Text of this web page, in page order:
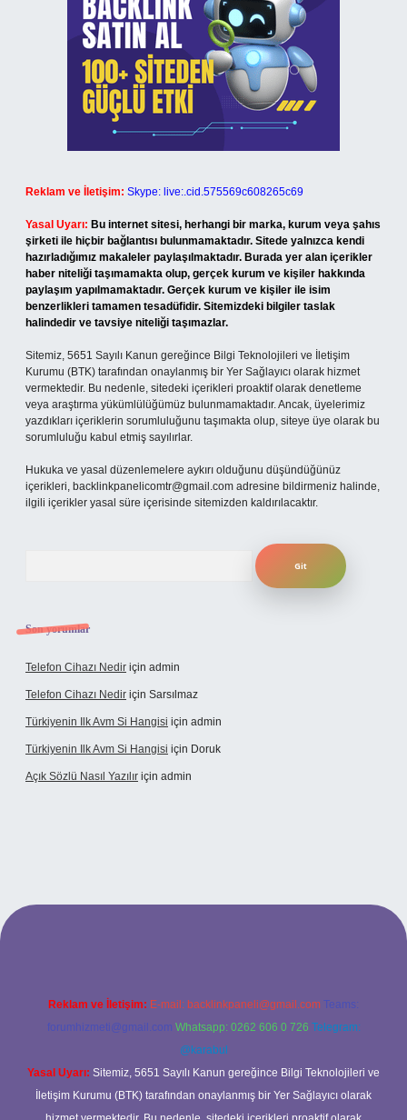
Reklam ve İletişim: Skype: live:.cid.575569c608265c69
Yasal Uyarı: Bu internet sitesi, herhangi bir marka, kurum veya şahıs
şirketi ile hiçbir bağlantısı bulunmamaktadır. Sitede yalnızca kendi
hazırladığımız makaleler paylaşılmaktadır. Burada yer alan içerikler
haber niteliği taşımamakta olup, gerçek kurum ve kişiler hakkında
paylaşım yapılmamaktadır. Gerçek kurum ve kişiler ile isim
benzerlikleri tamamen tesadüfidir. Sitemizdeki bilgiler taslak
halindedir ve tavsiye niteliği taşımazlar.
Sitemiz, 5651 Sayılı Kanun gereğince Bilgi Teknolojileri ve İletişim
Kurumu (BTK) tarafından onaylanmış bir Yer Sağlayıcı olarak hizmet
vermektedir. Bu nedenle, sitedeki içerikleri proaktif olarak denetleme
veya araştırma yükümlülüğümüz bulunmamaktadır. Ancak, üyelerimiz
yazdıkları içeriklerin sorumluluğunu taşımakta olup, siteye üye olarak bu
sorumluluğu kabul etmiş sayılırlar.
Hukuka ve yasal düzenlemelere aykırı olduğunu düşündüğünüz
içerikleri, backlinkpanelicomtr@gmail.com adresine bildirmeniz halinde,
ilgili içerikler yasal süre içerisinde sitemizden kaldırılacaktır.
Son yorumlar
Telefon Cihazı Nedir için admin
Telefon Cihazı Nedir için Sarsılmaz
Türkiyenin Ilk Avm Si Hangisi için admin
Türkiyenin Ilk Avm Si Hangisi için Doruk
Açık Sözlü Nasıl Yazılır için admin
Reklam ve İletişim: E-mail: backlinkpaneli@gmail.com Teams:
forumhizmeti@gmail.com Whatsapp: 0262 606 0 726 Telegram:
@karabul
Yasal Uyarı: Sitemiz, 5651 Sayılı Kanun gereğince Bilgi Teknolojileri ve
İletişim Kurumu (BTK) tarafından onaylanmış bir Yer Sağlayıcı olarak